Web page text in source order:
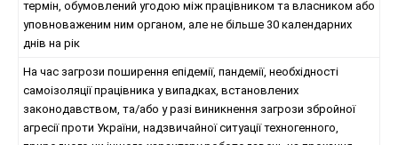
термін, обумовлений угодою між працівником та власником або
уповноваженим ним органом, але не більше 30 календарних
днів на рік
На час загрози поширення епідемії, пандемії, необхідності
самоізоляції працівника у випадках, встановлених
законодавством, та/або у разі виникнення загрози збройної
агресії проти України, надзвичайної ситуації техногенного,